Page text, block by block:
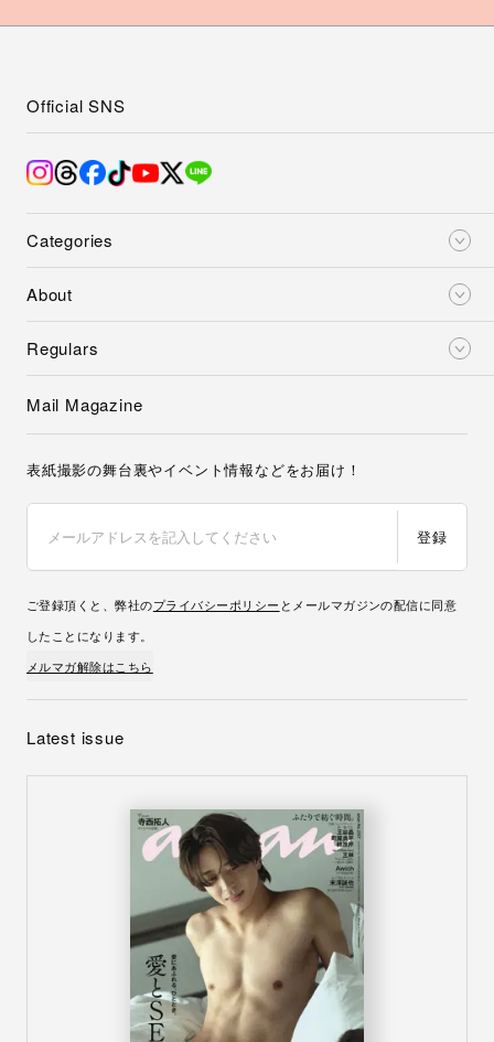
Categories
About
Regulars
Official SNS
Mail Magazine
表紙撮影の舞台裏やイベント情報などをお届け！
登録
ご登録頂くと、弊社のプライバシーポリシー とメールマガジンの配信に同意
したことになります。
メルマガ解除はこちら
Latest issue